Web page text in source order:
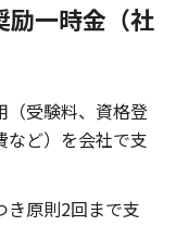
励一時金（社
（受験料、資格登
など）を会社で支
き原則2回まで支